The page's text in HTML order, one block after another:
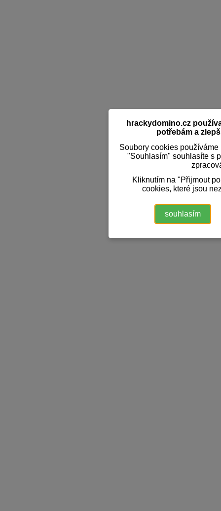
hrackydomino.cz
potřebám a
Soubory cookies
"Souhlasím" souhlasíte s
Kliknutím na "Přijmout
cookies, které jsou
souhlasím